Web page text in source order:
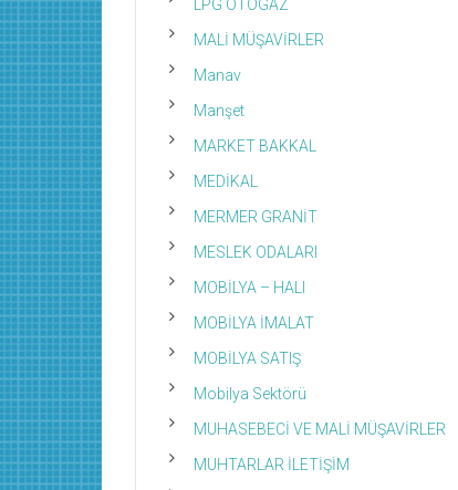
LPG OTOGAZ
MALİ MÜŞAVİRLER
Manav
Manşet
MARKET BAKKAL
MEDİKAL
MERMER GRANİT
MESLEK ODALARI
MOBİLYA – HALI
MOBİLYA İMALAT
MOBİLYA SATIŞ
Mobilya Sektörü
MUHASEBECİ VE MALİ MÜŞAVİRLER
MUHTARLAR İLETİŞİM